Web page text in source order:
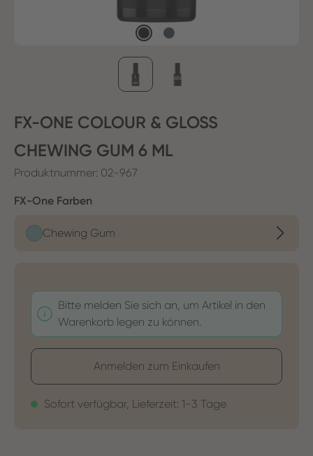
FX-ONE COLOUR & GLOSS
CHEWING GUM 6 ML
Produktnummer: 02-967
FX-One Farben
Chewing Gum
Bitte melden Sie sich an, um Artikel in den
Warenkorb legen zu können.
Anmelden zum Einkaufen
Sofort verfügbar, Lieferzeit: 1-3 Tage